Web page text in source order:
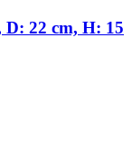
D: 22 cm, H: 15